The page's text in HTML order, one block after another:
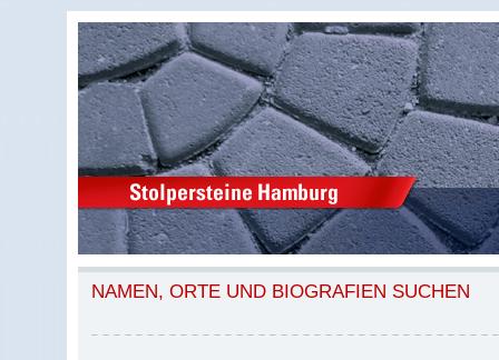
NAMEN, ORTE UND BIOGRAFIEN SUCHEN